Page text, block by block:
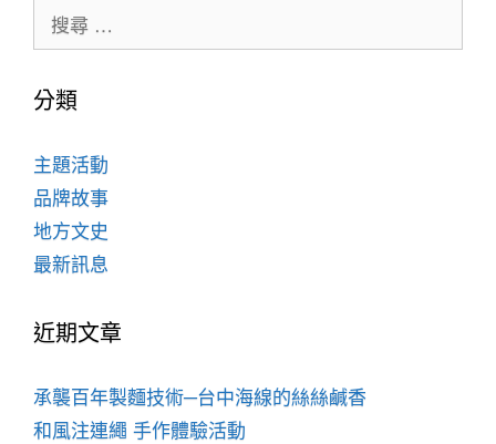
分類
主題活動
品牌故事
地方文史
最新訊息
近期文章
承襲百年製麵技術─台中海線的絲絲鹹香
和風注連繩 手作體驗活動